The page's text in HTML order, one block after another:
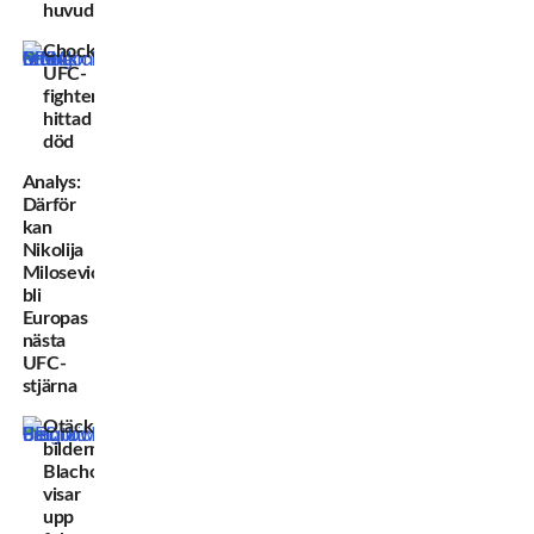
huvudmatch
Chockbeskedet:
UFC-
fighter
hittad
död
Analys:
Därför
kan
Nikolija
Milosevic
bli
Europas
nästa
UFC-
stjärna
Otäcka
bilderna:
Blachowicz
visar
upp